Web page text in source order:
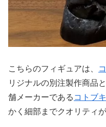
こちらのフィギュアは、
リジナルの別注製作商品
舗メーカーである コトブ
かく細部までクオリティが